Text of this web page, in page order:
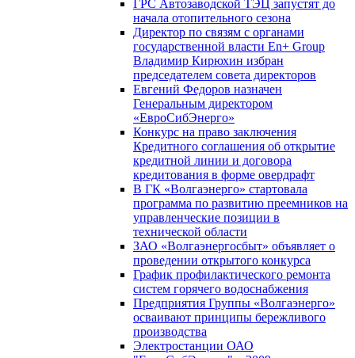
ГРС Автозаводской ТЭЦ запустят до
начала отопительного сезона
Директор по связям с органами
государственной власти En+ Group
Владимир Кирюхин избран
председателем совета директоров
Евгений Федоров назначен
Генеральным директором
«ЕвроСибЭнерго»
Конкурс на право заключения
Кредитного соглашения об открытие
кредитной линии и договора
кредитования в форме овердрафт
В ГК «Волгаэнерго» стартовала
программа по развитию преемников на
управленческие позиции в
технической области
ЗАО «Волгаэнергосбыт» объявляет о
проведении открытого конкурса
График профилактического ремонта
систем горячего водоснабжения
Предприятия Группы «Волгаэнерго»
осваивают принципы бережливого
производства
Электростанции ОАО